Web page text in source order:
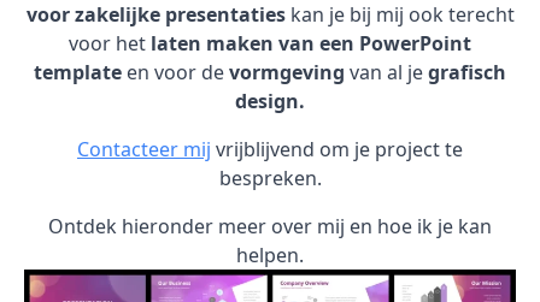
voor zakelijke presentatieskan je bij mij ook terecht
voor het laten maken van een PowerPoint
template en voor devormgeving van al jegrafisch
design.
Contacteer mij vrijblijvend om je project te
bespreken.
Ontdek hieronder meer over mij en hoe ik je kan
helpen.